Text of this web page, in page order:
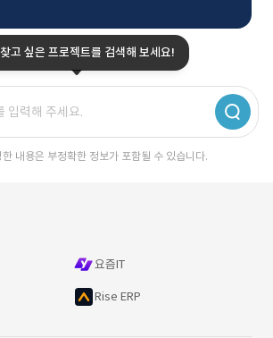
찾고 싶은 프로젝트를 검색해 보세요!
내용은 부정확한 정보가 포함될 수 있습니다.
요즘IT
Rise ERP